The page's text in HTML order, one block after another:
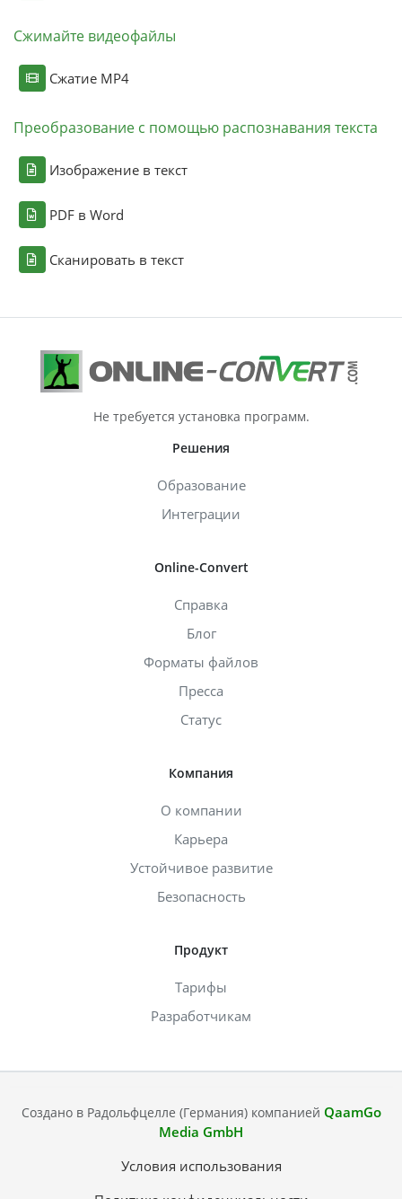
Сжимайте видеофайлы
Сжатие MP4
Преобразование с помощью распознавания текста
Изображение в текст
PDF в Word
Сканировать в текст
Не требуется установка программ.
Решения
Образование
Интеграции
Online-Convert
Справка
Блог
Форматы файлов
Пресса
Статус
Компания
О компании
Карьера
Устойчивое развитие
Безопасность
Продукт
Тарифы
Разработчикам
Создано в Радольфцелле (Германия) компанией QaamGo
Media GmbH
Условия использования